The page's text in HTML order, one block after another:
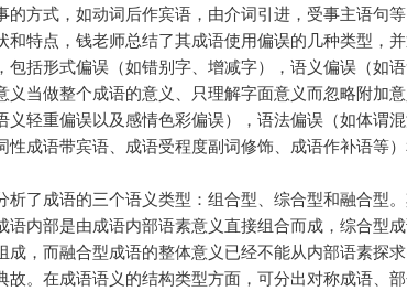
的方式，如动词后作宾语，由介词引进，受事主语句
和特点，钱老师总结了其成语使用偏误的几种类型，
包括形式偏误（如错别字、增减字），语义偏误（如
义当做整个成语的意义、只理解字面意义而忽略附加
义轻重偏误以及感情色彩偏误），语法偏误（如体谓
性成语带宾语、成语受程度副词修饰、成语作补语等
析了成语的三个语义类型：组合型、综合型和融合型
语内部是由成语内部语素意义直接组合而成，综合型
成，而融合型成语的整体意义已经不能从内部语素探
故。在成语语义的结构类型方面，可分出对称成语、